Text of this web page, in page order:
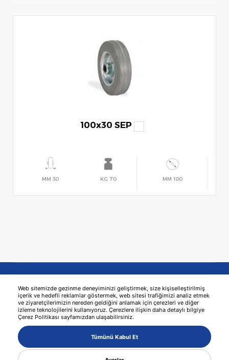
Web sitemizde gezinme deneyiminizi geliştirmek, size kişiselleştirilmiş
içerik ve hedefli reklamlar göstermek, web sitesi trafiğimizi analiz etmek
ve ziyaretçilerimizin nereden geldiğini anlamak için çerezleri ve diğer
izleme teknolojilerini kullanıyoruz. Çerezlere ilişkin daha detaylı bilgiye
Çerez Politikası sayfamızdan ulaşabilirsiniz.
Tümünü Kabul Et
100x30 SEP
100 MM
70 KG
30 MM
© 2026 KAMA - עיצוב אתרים MediaClick